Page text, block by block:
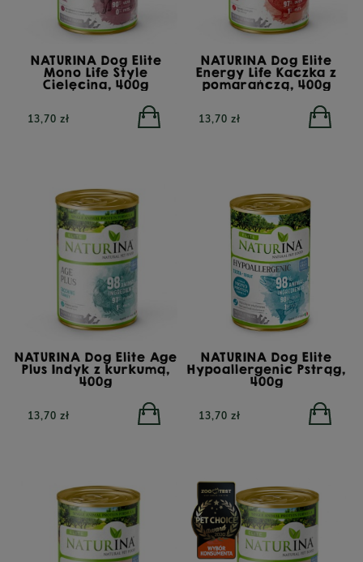
NATURINA Dog Elite
Mono Life Style
Cielęcina, 400g
13,70 zł
NATURINA Dog Elite
Energy Life Kaczka z
pomarańczą, 400g
13,70 zł
NATURINA Dog Elite Age
Plus Indyk z kurkumą,
400g
13,70 zł
NATURINA Dog Elite
Hypoallergenic Pstrąg,
400g
13,70 zł